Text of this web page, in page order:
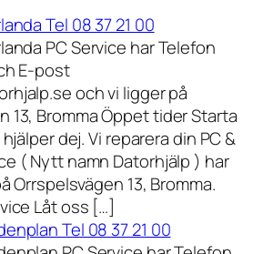
Tel 08 37 21 00
PC Service har Telefon
E-post
och vi ligger på
13, Bromma Öppet tider Starta
dej. Vi reparera din PC &
( Nytt namn Datorhjälp ) har
Orrspelsvägen 13, Bromma.
Låt oss […]
Tel 08 37 21 00